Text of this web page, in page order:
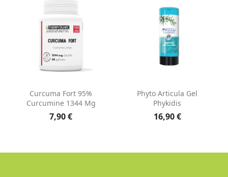
Curcuma Fort 95%
Curcumine 1344 Mg
7,90 €
Phyto Articula Gel
Phykidis
16,90 €